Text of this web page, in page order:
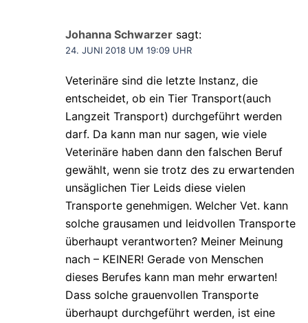
Johanna Schwarzer sagt:
24. JUNI 2018 UM 19:09 UHR
Veterinäre sind die letzte Instanz, die
entscheidet, ob ein Tier Transport(auch
Langzeit Transport) durchgeführt werden
darf. Da kann man nur sagen, wie viele
Veterinäre haben dann den falschen Beruf
gewählt, wenn sie trotz des zu erwartenden
unsäglichen Tier Leids diese vielen
Transporte genehmigen. Welcher Vet. kann
solche grausamen und leidvollen Transporte
überhaupt verantworten? Meiner Meinung
nach – KEINER! Gerade von Menschen
dieses Berufes kann man mehr erwarten!
Dass solche grauenvollen Transporte
überhaupt durchgeführt werden, ist eine